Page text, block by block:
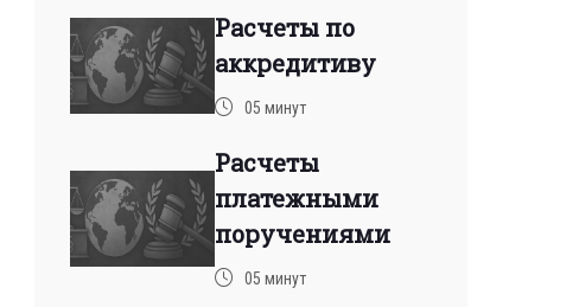
Расчеты по
аккредитиву
05 минут
Расчеты
платежными
поручениями
05 минут